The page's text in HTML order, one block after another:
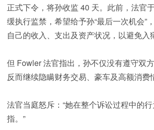
正式下令，将孙收监 40 天。此前，法官
缓执行监禁，希望给予孙“最后一次机会”
自己的收入、支出及资产状况，以避免入
但 Fowler 法官指出，孙不仅没有遵守双
反而继续隐瞒财务交易、豪车及高额消费
法官当庭怒斥：“她在整个诉讼过程中的
指。”